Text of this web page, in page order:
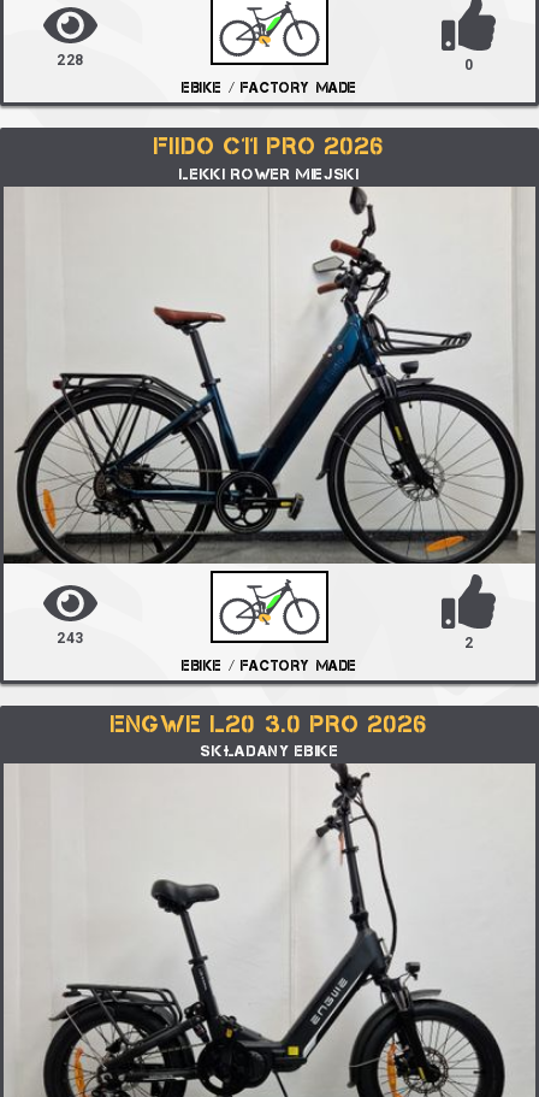
228
EBIKE / FACTORY MADE
0
FIIDO C11 PRO 2026
LEKKI ROWER MIEJSKI
243
EBIKE / FACTORY MADE
2
ENGWE L20 3.0 PRO 2026
SKŁADANY EBIKE